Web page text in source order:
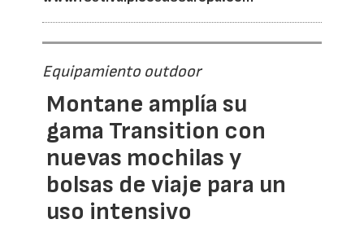
Equipamiento outdoor
Montane amplía su
gama Transition con
nuevas mochilas y
bolsas de viaje para un
uso intensivo